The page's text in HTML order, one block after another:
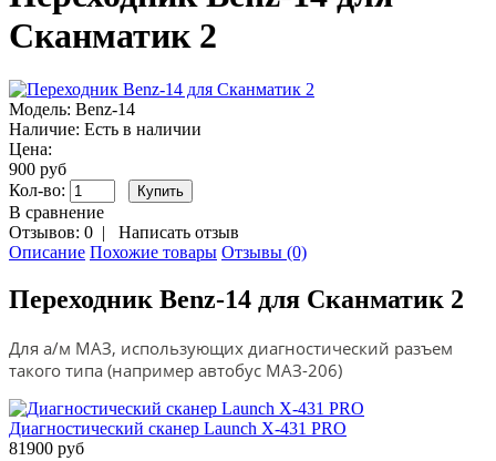
Сканматик 2
Модель: Benz-14
Наличие: Есть в наличии
Цена:
900 руб
Кол-во:
В сравнение
Отзывов: 0 | Написать отзыв
Описание Похожие товары Отзывы (0)
Переходник Benz-14 для Сканматик 2
Для а/м МАЗ, использующих диагностический разъем
такого типа (например автобус МАЗ-206)
Диагностический сканер Launch X-431 PRO
81900 руб